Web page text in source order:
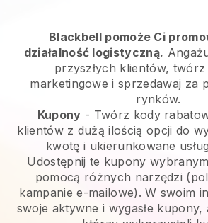
Blackbell pomoże Ci
działalność logistyczną.
przyszłych klientów, twórz
marketingowe i sprzedawaj za
rynków.
Kupony - Twórz kody
klientów z dużą ilością opcji do
kwotę i ukierunkowane
Udostępnij te kupony
pomocą różnych narzędzi
kampanie e-mailowe). W swoim
swoje aktywne i wygasłe